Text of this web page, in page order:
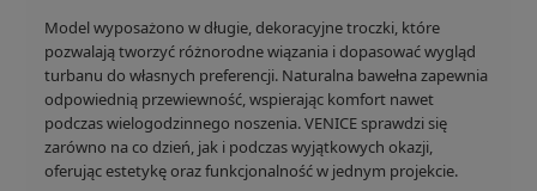
Model wyposażono w długie, dekoracyjne troczki, które
pozwalają tworzyć różnorodne wiązania i dopasować wygląd
turbanu do własnych preferencji. Naturalna bawełna zapewnia
odpowiednią przewiewność, wspierając komfort nawet
podczas wielogodzinnego noszenia. VENICE sprawdzi się
zarówno na co dzień, jak i podczas wyjątkowych okazji,
oferując estetykę oraz funkcjonalność w jednym projekcie.